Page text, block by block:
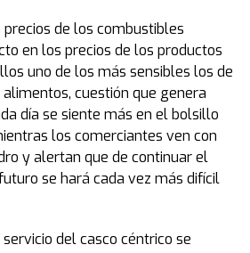
de los combustibles
en los precios de los productos
uno de los más sensibles los de
cuestión que genera
día se siente más en el bolsillo
los comerciantes ven con
y alertan que de continuar el
se hará cada vez más difícil
del casco céntrico se